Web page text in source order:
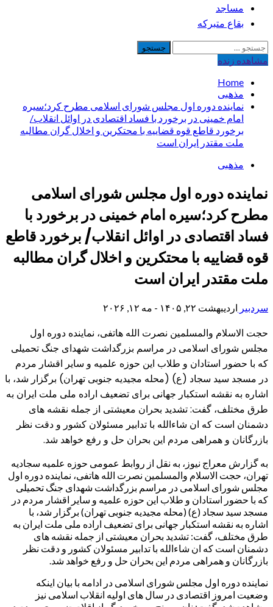
مساجد
بقاع متبرکه
جستجو
برای:
مشاهده‌ زنده
Home
مذهبی
نماینده دوره اول مجلس شورای اسلامی مطرح کرد؛سیره
امام خمینی در برخورد با فساد اقتصادی در اوائل انقلاب/
برخورد قاطع قوه قضاییه با محتکرین و اخلال گران مطالبه
ملت مقتدر ایران است
مذهبی
نماینده دوره اول مجلس شورای اسلامی
مطرح کرد؛سیره امام خمینی در برخورد با
فساد اقتصادی در اوائل انقلاب/ برخورد قاطع
قوه قضاییه با محتکرین و اخلال گران مطالبه
ملت مقتدر ایران است
سردبیر اردیبهشت ۲۲, ۱۴۰۵ - مه ۱۲, ۲۰۲۶
حجت الاسلام والمسلمین نصرت الله هاتفی، نماینده دوره اول
مجلس شورای اسلامی در مراسم بزرگداشت شهدای جنگ تحمیلی
که با حضور استادان و طلاب این حوزه علمیه و سایر اقشار مردم
در مسجد سید سجاد (ع) (محله مجیدیه جنوبی تهران) برگزار شد، با
اشاره به نقشه استکبار جهانی برای تضعیف اراده ملی ملت ایران به
طرق مختلف، گفت: تشدید بحران معیشتی از جمله نقشه های
دشمنان است که ان شاءالله با تدابیر مسئولان کشور و دقت نظر
بازرگانان و همراهی مردم این بحران حل و رفع خواهد شد.
به گزارش معراج نیوز، به نقل از روابط عمومی حوزه علمیه سجادیه
تهران، حجت الاسلام والمسلمین نصرت الله هاتفی، نماینده دوره اول
مجلس شورای اسلامی در مراسم بزرگداشت شهدای جنگ تحمیلی
که با حضور استادان و طلاب این حوزه علمیه و سایر اقشار مردم در
مسجد سید سجاد (ع) (محله مجیدیه جنوبی تهران) برگزار شد، با
اشاره به نقشه استکبار جهانی برای تضعیف اراده ملی ملت ایران به
طرق مختلف، گفت: تشدید بحران معیشتی از جمله نقشه های
دشمنان است که ان شاءالله با تدابیر مسئولان کشور و دقت نظر
بازرگانان و همراهی مردم این بحران حل و رفع خواهد شد.
نماینده دوره اول مجلس شورای اسلامی در ادامه با بیان اینکه
وضعیت امروز اقتصادی در سال های اولیه انقلاب اسلامی نیز